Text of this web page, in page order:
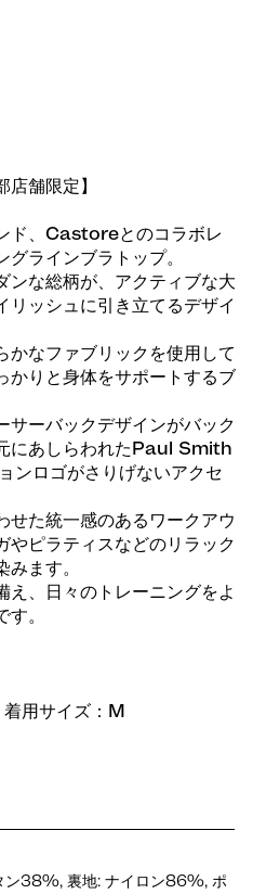
店舗限定】
ド、Castoreとのコラボレ
ラインブラトップ。
ンな総柄が、アクティブな大
リッシュに引き立てるデザイ
かなファブリックを使用して
かりと身体をサポートするブ
サーバックデザインがバック
にあしらわれたPaul Smith
ンロゴがさりげないアクセ
せた統一感のあるワークアウ
やピラティスなどのリラック
ます。
え、日々のトレーニングをよ
。
用サイズ：M
ン38%, 裏地: ナイロン86%, ポ